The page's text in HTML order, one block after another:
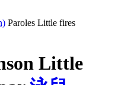
Paroles Little fires
Little